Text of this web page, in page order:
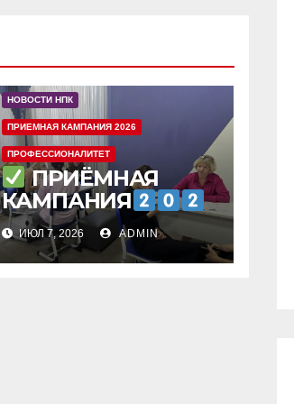
НОВОСТИ НПК
ПРИЕМНАЯ КАМПАНИЯ 2026
ПРОФЕССИОНАЛИТЕТ
ПРИЁМНАЯ
КАМПАНИЯ
ИЮЛ 7, 2026 ADMIN